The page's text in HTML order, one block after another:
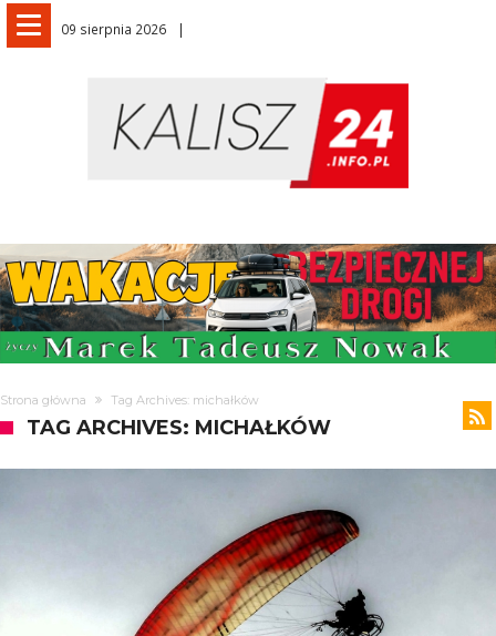
09 sierpnia 2026
Strona główna Tag Archives: michałków
TAG ARCHIVES: MICHAŁKÓW